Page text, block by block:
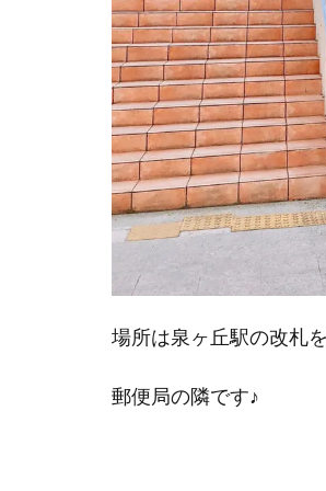
場所は泉ヶ丘駅の改札
郵便局の隣です♪